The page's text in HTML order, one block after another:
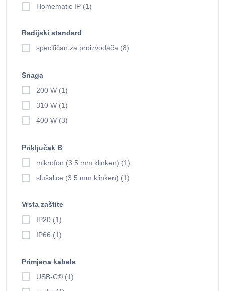
Homematic IP (1)
Radijski standard
specifičan za proizvođača (8)
Snaga
200 W (1)
310 W (1)
400 W (3)
Priključak B
mikrofon (3.5 mm klinken) (1)
slušalice (3.5 mm klinken) (1)
Vrsta zaštite
IP20 (1)
IP66 (1)
Primjena kabela
USB-C® (1)